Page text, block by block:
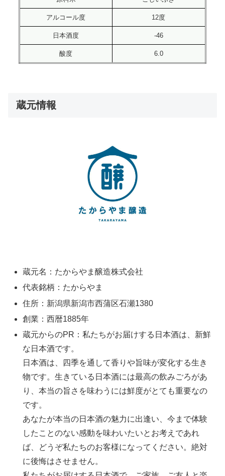
アルコール度 12度
日本酒度 -46
酸度 6.0
蔵元情報
蔵元名：たからやま醸造株式会社
代表銘柄：たからやま
住所：新潟県新潟市西蒲区石瀬1380
創業：西暦1885年
蔵元からのPR：私たちがお届けする日本酒は、新鮮
な日本酒です。
日本酒は、四季を通して香りや旨味が変化する生き
物です。生きている日本酒には最高の飲みごろがあ
り、本当の旨さを味わうには鮮度がとても重要なの
です。
あなたが本当の日本酒の魅力に出逢い、今まで体験
したことのない感動を味わいたいとお考えであれ
ば、どうぞ私たちのお客様になってください。絶対
に後悔はさせません。